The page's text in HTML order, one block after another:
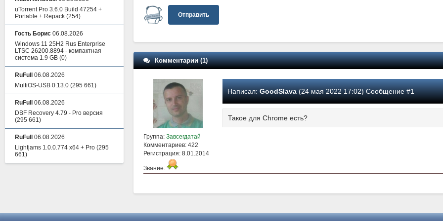
Отправить
Комментарии (1)
Группа: Завсегдатай
Комментариев: 422
Регистрация: 8.01.2014
Звание:
Написал: GoodSlava(24 мая 2022 17:02) Сообщение #1
Такое для Chrome есть?
uTorrent Pro 3.6.0 Build 47254 +
Portable + Repack (254)
Гость Борис 06.08.2026
Windows 11 25H2 Rus Enterprise
LTSC 26200.8894 - компактная
система 1.9 GB (0)
RuFull
06.08.2026
MultiOS-USB 0.13.0 (295 661)
RuFull
06.08.2026
DBF Recovery 4.79 - Pro версия
(295 661)
RuFull
06.08.2026
Lightjams 1.0.0.774 x64 + Pro (295
661)